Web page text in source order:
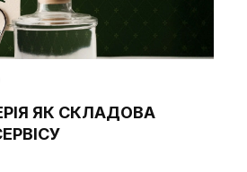
ЯК СКЛАДОВА